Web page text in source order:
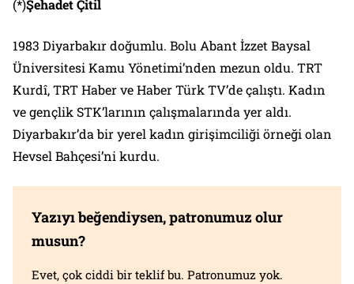
(*)Şehadet Çitil
1983 Diyarbakır doğumlu. Bolu Abant İzzet Baysal
Üniversitesi Kamu Yönetimi’nden mezun oldu. TRT
Kurdî, TRT Haber ve Haber Türk TV’de çalıştı. Kadın
ve gençlik STK’larının çalışmalarında yer aldı.
Diyarbakır’da bir yerel kadın girişimciliği örneği olan
Hevsel Bahçesi’ni kurdu.
Yazıyı beğendiysen, patronumuz olur
musun?
Evet, çok ciddi bir teklif bu. Patronumuz yok.